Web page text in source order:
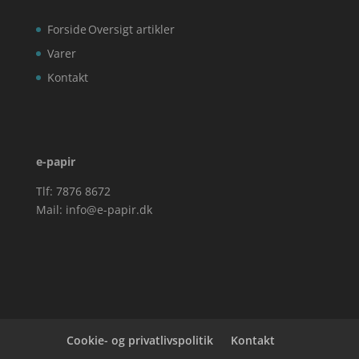
Forside
Varer
Kontakt
Oversigt artikler
e-papir
Tlf: 7876 8672
Mail: info@e-papir.dk
Cookie- og privatlivspolitik Kontakt